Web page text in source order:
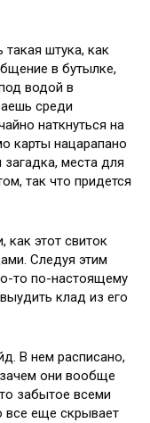
штука, как
в бутылке,
водой в
среди
наткнуться на
карты нацарапано
места для
так что придется
как этот свиток
Следуя этим
то по-настоящему
клад из его
В нем расписано,
они вообще
забытое всеми
все еще скрывает